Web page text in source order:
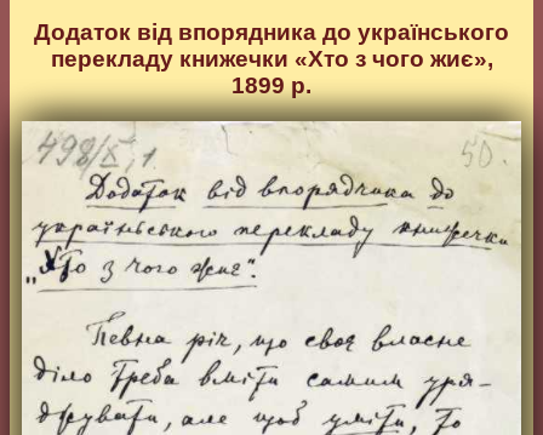
Додаток від впорядника до українського
перекладу книжечки «Хто з чого жиє»,
1899 р.